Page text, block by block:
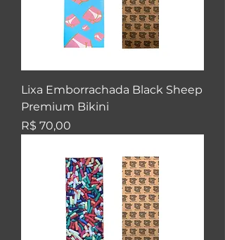
Lixa Emborrachada Black Sheep
Premium Bikini
Preço
R$ 70,00